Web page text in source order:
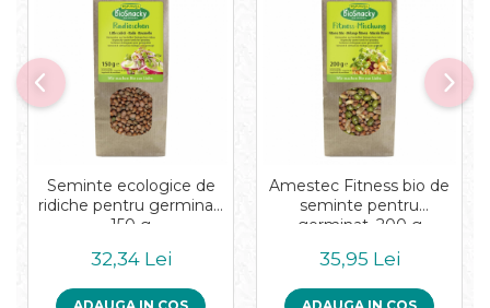
Seminte ecologice de
ridiche pentru germinat,
150 g
32,34 Lei
Amestec Fitness bio de
seminte pentru
germinat, 200 g
35,95 Lei